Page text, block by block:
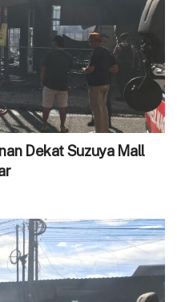
Dekat Suzuya Mall